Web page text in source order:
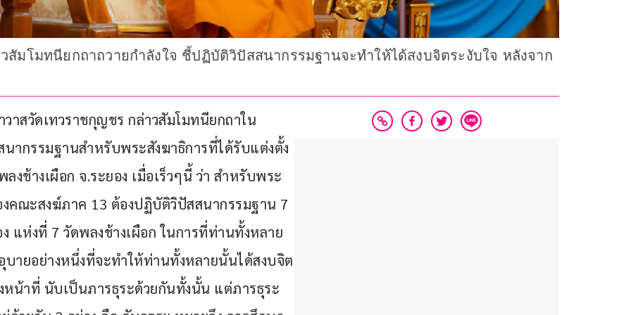
มโมทนียกถาถวายกำลังใจ ชี้ปฏิบัติวิปัสสนากรรมฐานจะทำให้ได้สงบจิตระงับใจ หลังจาก
าสวัดเทวราชกุญชร กล่าวสัมโมทนียกถาใน
ากรรมฐานสำหรับพระสังฆาธิการที่ได้รับแต่งตั้ง
ช้างเผือก จ.ระยอง เมื่อเร็วๆนี้ ว่า สำหรับพระ
คณะสงฆ์ภาค 13 ต้องปฏิบัติวิปัสสนากรรมฐาน 7
แห่งที่ 7 วัดพลงช้างเผือก ในการที่ท่านทั้งหลาย
ายอย่างหนึ่งที่จะทำให้ท่านทั้งหลายนั้นได้สงบจิต
น้าที่ นับเป็นภารธุระด้วยกันทั้งนั้น แต่ภารธุระ